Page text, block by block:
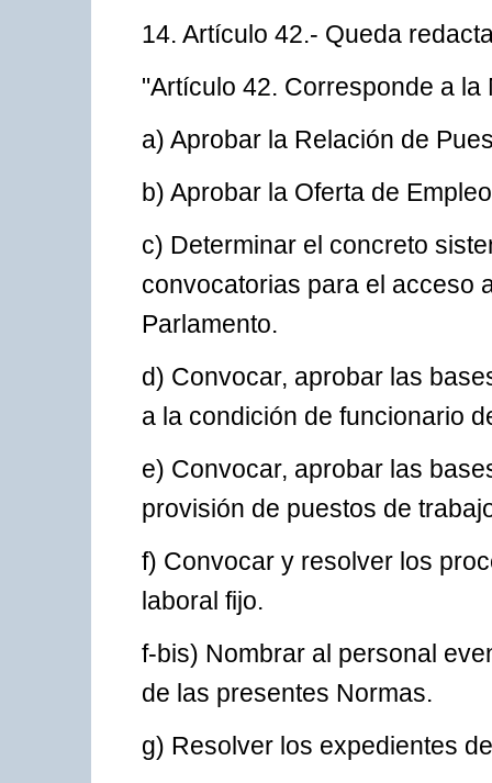
14. Artículo 42.- Queda
"Artículo 42. Corresponde a la
a) Aprobar la Relación de
b) Aprobar la Oferta de
c) Determinar el concreto
convocatorias para el acceso
Parlamento.
d) Convocar, aprobar las
a la condición de funcionario
e) Convocar, aprobar las
provisión de puestos de
f) Convocar y resolver los
laboral fijo.
f-bis) Nombrar al personal
de las presentes Normas.
g) Resolver los expedientes